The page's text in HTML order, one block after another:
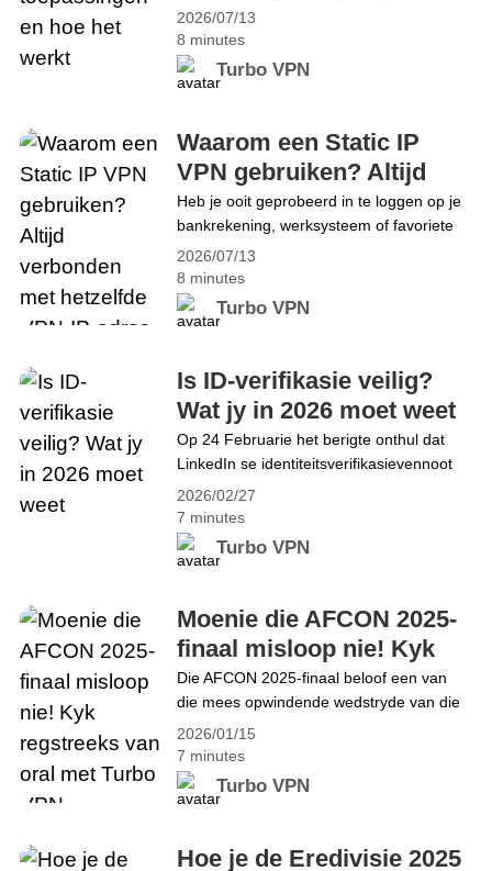
2026/07/13
8 minutes
Turbo VPN
beschermen. Voor de meeste gebruikers
biedt een verbinding via één VPN-server
voldoende beveiliging voor dagelijks
internetgebruik.Gebruik je echter
je vaak naar het buitenland of werk je met
gevoelige informatie? Dan kan een extra
beveiligingslaag wenselijk zijn. Daar
komt&hellip; Continue reading Double
VPN begrijpen: voordelen, toepassingen
en hoe het werkt
2026/07/13
8 minutes
Turbo VPN
Waarom een Static IP
VPN gebruiken? Altijd
verbonden met hetzelfde
VPN-IP-adres
Heb je ooit geprobeerd in te loggen op je
bankrekening, werksysteem of favoriete
online dienst en werd je gevraagd je
identiteit te verifiëren omdat je IP-adres
was gewijzigd?Dit komt vaak voor
wanneer je een traditionele VPN gebruikt.
verbinding een ander gedeeld IP-adres
toe. Hoewel dit je privacy helpt&hellip;
Continue reading Waarom een Static IP
VPN gebruiken? Altijd verbonden met
hetzelfde VPN-IP-adres
2026/02/27
7 minutes
Turbo VPN
Is ID-verifikasie veilig?
Wat jy in 2026 moet weet
Op 24 Februarie het berigte onthul dat
LinkedIn se identiteitsverifikasievennoot
Persona moontlik sensitiewe
gebruikersdata aan derde partye
blootgestel het, wat ernstige vrae laat
ontstaan oor hoe verifikasieverskaffers
implementeer baie lande beleide om
minderjariges se toegang tot sosiale
media-platforms te beperk en verpligte
ouderdomsverifikasievereistes in te stel,
wat die risiko van moontlike&hellip;
Continue reading Is ID-verifikasie veilig?
Wat jy in 2026 moet weet
2026/01/15
7 minutes
Turbo VPN
Moenie die AFCON 2025-
finaal misloop nie! Kyk
regstreeks van oral met
Turbo VPN
Die AFCON 2025-finaal beloof een van
die mees opwindende wedstryde van die
toernooi: Marokko teen Senegal. Die
wedstryd begin op Sondag, 18 Januarie
om 19:00 GMT. Miljoene ondersteuners
wêreldwyd wag gretig om te kyk, maar
die aksie van buite te volg. Om jou te
Hoe je de Eredivisie 2025